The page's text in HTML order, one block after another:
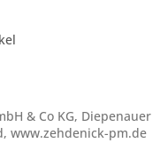
& Co KG, Diepenauer
www.zehdenick-pm.de